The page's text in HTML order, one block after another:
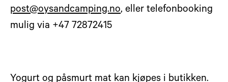
post@oysandcamping.no, eller telefonbooking
mulig via +47 72872415
Yogurt og påsmurt mat kan kjøpes i butikken.